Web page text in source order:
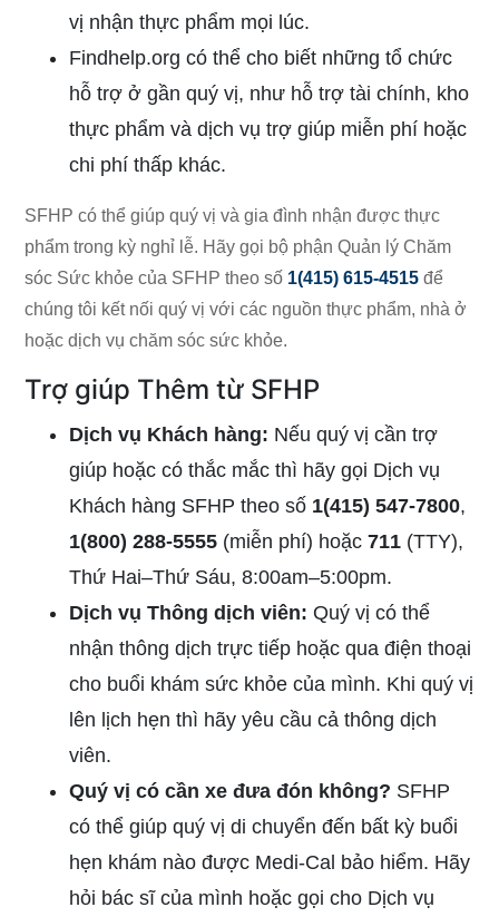
vị nhận thực phẩm mọi lúc.
Findhelp.org có thể cho biết những tổ chức
hỗ trợ ở gần quý vị, như hỗ trợ tài chính, kho
thực phẩm và dịch vụ trợ giúp miễn phí hoặc
chi phí thấp khác.
SFHP có thể giúp quý vị và gia đình nhận được thực
phẩm trong kỳ nghỉ lễ. Hãy gọi bộ phận Quản lý Chăm
sóc Sức khỏe của SFHP theo số 1(415) 615-4515 để
chúng tôi kết nối quý vị với các nguồn thực phẩm, nhà ở
hoặc dịch vụ chăm sóc sức khỏe.
Trợ giúp Thêm từ SFHP
Dịch vụ Khách hàng: Nếu quý vị cần trợ
giúp hoặc có thắc mắc thì hãy gọi Dịch vụ
Khách hàng SFHP theo số 1(415) 547-7800,
1(800) 288-5555 (miễn phí) hoặc711 (TTY),
Thứ Hai–Thứ Sáu,8:00am–5:00pm.
Dịch vụ Thông dịch viên: Quý vị có thể
nhận thông dịch trực tiếp hoặc qua điện thoại
cho buổi khám sức khỏe của mình. Khi quý vị
lên lịch hẹn thì hãy yêu cầu cả thông dịch
viên.
Quý vị có cần xe đưa đón không? SFHP
có thể giúp quý vị di chuyển đến bất kỳ buổi
hẹn khám nào được Medi-Cal bảo hiểm. Hãy
hỏi bác sĩ của mình hoặc gọi cho Dịch vụ